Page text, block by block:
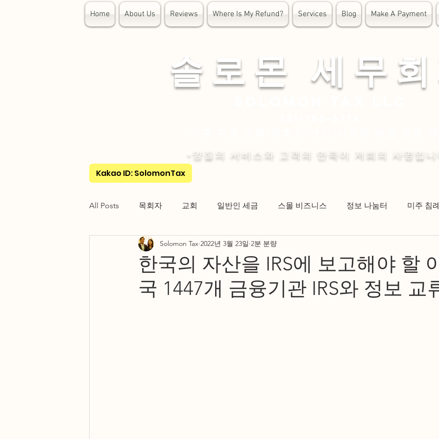
Home About Us Reviews Where Is My Refund? Services Blog Make A Payment
솔 로 몬 세 무 회
-양질의 서비스와 고객의 만족이 저희의 사명입니
Kakao ID: SolomonTax
All Posts 목회자 교회 일반인 세금 스몰 비즈니스 정보 나눔터 미주 침
Testimonials Resources 세금 관련 뉴스
한국의 자산을 IRS에 보고해야 할
국 1447개 금융기관 IRS와 정보 교
Solomon Tax 2022년 3월 23일 2분 분량